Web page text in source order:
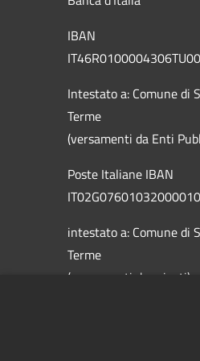
IBAN
Intestato a: Comune di
Terme
(versamenti da Enti
Poste Italiane IBAN
intestato a: Comune di
Terme
(versamenti da privati)